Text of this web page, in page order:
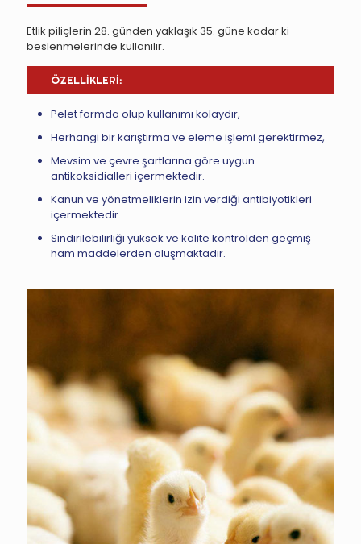
Etlik piliçlerin 28. günden yaklaşık 35. güne kadar ki
beslenmelerinde kullanılır.
ÖZELLİKLERİ:
Pelet formda olup kullanımı kolaydır,
Herhangi bir karıştırma ve eleme işlemi gerektirmez,
Mevsim ve çevre şartlarına göre uygun
antikoksidialleri içermektedir.
Kanun ve yönetmeliklerin izin verdiği antibiyotikleri
içermektedir.
Sindirilebilirliği yüksek ve kalite kontrolden geçmiş
ham maddelerden oluşmaktadır.